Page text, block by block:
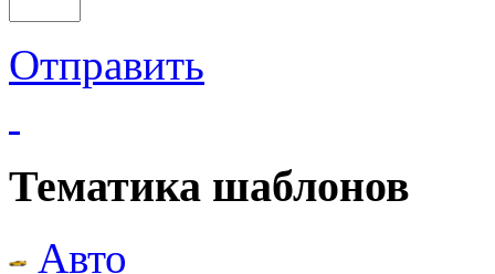
Отправить
Тематика шаблонов
Авто